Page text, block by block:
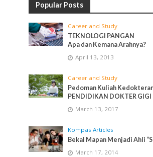
Popular Posts
Career and Study
TEKNOLOGI PANGAN
Apa dan Kemana Arahnya?
April 13, 2013
Career and Study
Pedoman Kuliah
PENDIDIKAN DOKTER
March 13, 2017
Kompas Articles
Bekal Mapan Menjadi Ahli
March 17, 2014